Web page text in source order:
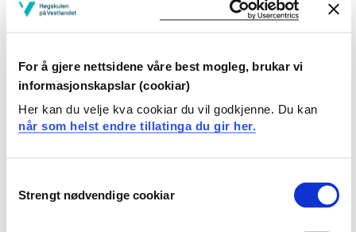
For å gjere nettsidene våre best mogleg, brukar vi
informasjonskapslar (cookiar)
Her kan du velje kva cookiar du vil godkjenne. Du kan
når som helst endre tillatinga du gir her.
Selection
Strengt nødvendige cookiar
Forskargruppeleiar